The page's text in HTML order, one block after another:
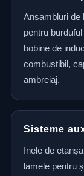
Ansambluri de
pentru
bobine de
combustibil,
ambreiaj.
Sisteme
Inele de
lamele pentru